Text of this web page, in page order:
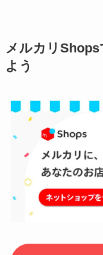
メルカリ
よう